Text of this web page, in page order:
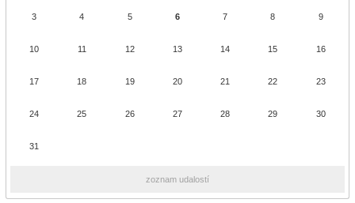
3 4 5 6 7 8 9
10 11 12 13 14 15 16
17 18 19 20 21 22 23
24 25 26 27 28 29 30
31
zoznam udalostí